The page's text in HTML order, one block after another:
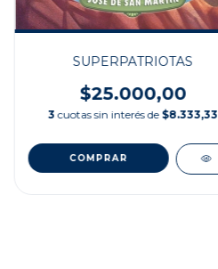
SUPERPATRIOTAS
$25.000,00
3 cuotas sin interés de $8.333,33